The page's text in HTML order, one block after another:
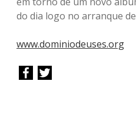
do dia logo no arranque de
www.dominiodeuses.org